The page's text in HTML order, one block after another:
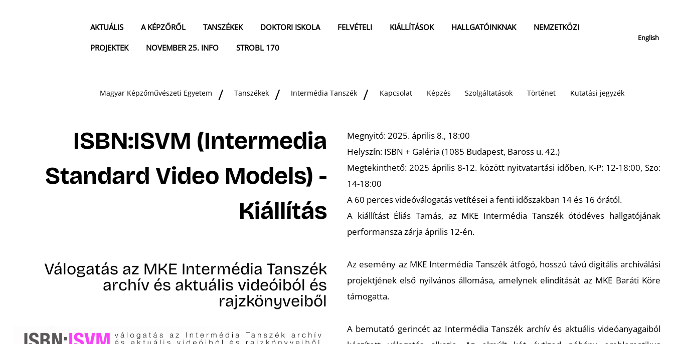
AKTUÁLIS A KÉPZŐRŐL TANSZÉKEK DOKTORI ISKOLA FELVÉTELI KIÁLLÍTÁSOK HALLGATÓINKNAK
NEMZETKÖZI
PROJEKTEK
NOVEMBER 25. INFO STROBL 170
English
Magyar Képzőművészeti Egyetem Tanszékek Intermédia Tanszék Kapcsolat Képzés Szolgáltatások Történet Kutatási jegyzék
ISBN:ISVM (Intermedia
Standard Video Models) -
Kiállítás
Válogatás az MKE Intermédia Tanszék
archív és aktuális videóiból és
rajzkönyveiből
Megnyitó: 2025. április 8., 18:00
Helyszín: ISBN + Galéria (1085 Budapest, Baross u. 42.)
Megtekinthető: 2025 április 8-12. között nyitvatartási időben, K-P: 12-18:00, Szo:
14-18:00
A 60 perces videóválogatás vetítései a fenti időszakban 14 és 16 órától.
A kiállítást Éliás Tamás, az MKE Intermédia Tanszék ötödéves hallgatójának
performansza zárja április 12-én.
Az esemény az MKE Intermédia Tanszék átfogó, hosszú távú digitális archiválási
projektjének első nyilvános állomása, amelynek elindítását az MKE Baráti Köre
támogatta.
A bemutató gerincét az Intermédia Tanszék archív és aktuális videóanyagaiból